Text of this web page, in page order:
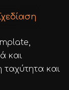
και
και